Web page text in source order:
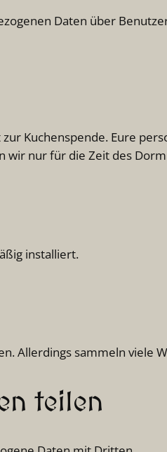
Daten über
Kuchenspende. Eure
wir nur für die Zeit des
installiert.
Allerdings sammeln viele
teilen